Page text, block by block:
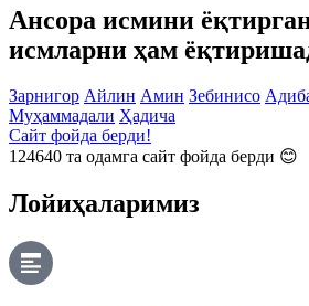
Ансора исмини
исмларни ҳам
Зарнигор Айлин Амин Зебинисо
Муҳаммадали Ҳадича
Сайт фойда берди!
124640 та одамга сайт фойда берди 😊
Лойиҳаларимиз